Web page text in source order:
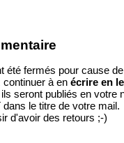
été fermés pour cause
continuer à en écrire en
seront publiés en votre
le titre de votre mail.
d'avoir des retours ;-)